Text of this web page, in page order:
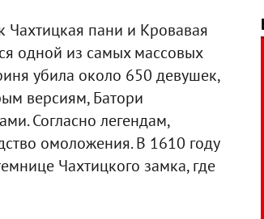
Чахтицкая пани и Кровавая
одной из самых массовых
убила около 650 девушек,
версиям, Батори
Согласно легендам,
омоложения. В 1610 году
Чахтицкого замка, где